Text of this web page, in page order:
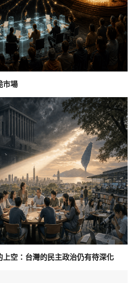
市場
空：台灣的民主政治仍有待深化